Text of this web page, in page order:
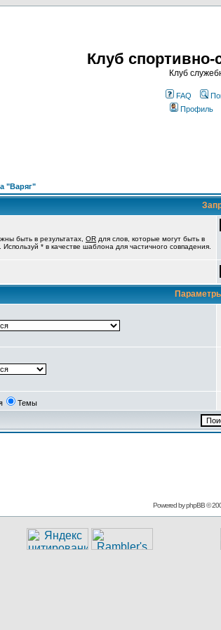
Клуб спортивно-
Клуб
FAQ
Профиль
"Варяг"
быть в результатах, OR для слов, которые могут быть в
* в качестве шаблона для частичного совпадения.
Темы
Powered byphpBB©